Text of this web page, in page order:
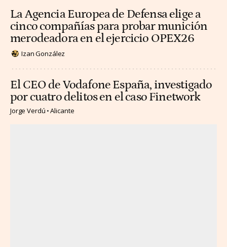
La Agencia Europea de Defensa elige a
cinco compañías para probar munición
merodeadora en el ejercicio OPEX26
Izan González
El CEO de Vodafone España, investigado
por cuatro delitos en el caso Finetwork
Jorge Verdú Alicante